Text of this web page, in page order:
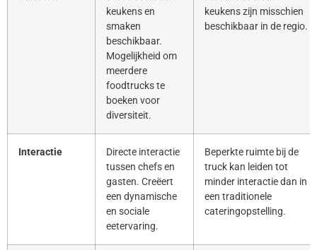
keukens en
smaken
beschikbaar.
Mogelijkheid om
meerdere
foodtrucks te
boeken voor
diversiteit.
keukens zijn misschien
beschikbaar in de regio.
Interactie
Directe interactie
tussen chefs en
gasten. Creëert
een dynamische
en sociale
eetervaring.
Beperkte ruimte bij de
truck kan leiden tot
minder interactie dan in
een traditionele
cateringopstelling.